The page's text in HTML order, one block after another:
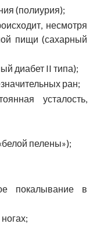
(полиурия);
несмотря
пищи (сахарный
диабет II типа);
ран;
усталость,
пелены»);
покалывание в